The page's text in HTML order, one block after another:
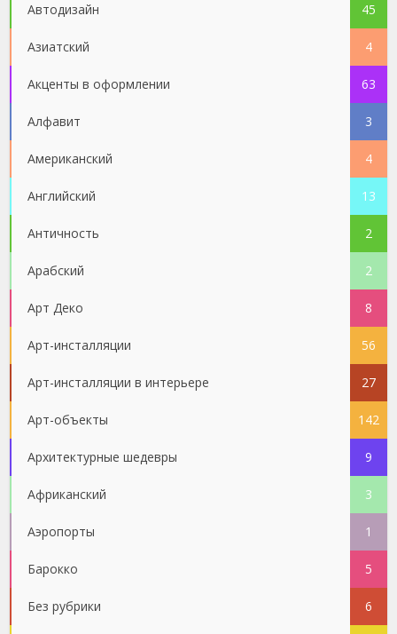
Автодизайн 45
Азиатский 4
Акценты в оформлении 63
Алфавит 3
Американский 4
Английский 13
Античность 2
Арабский 2
Арт Деко 8
Арт-инсталляции 56
Арт-инсталляции в интерьере 27
Арт-объекты 142
Архитектурные шедевры 9
Африканский 3
Аэропорты 1
Барокко 5
Без рубрики 6